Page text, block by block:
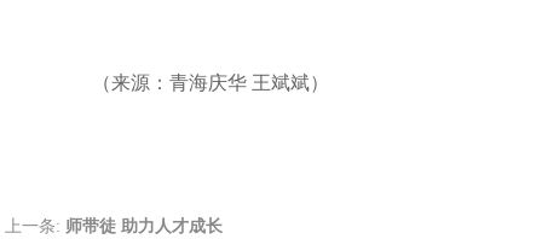
（来源：青海庆华 王斌斌）
上一条: 师带徒 助力人才成长